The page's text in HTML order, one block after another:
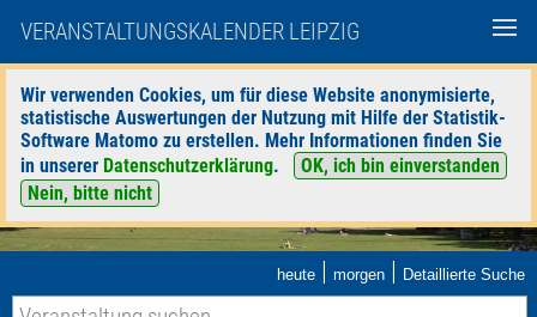
VERANSTALTUNGSKALENDER LEIPZIG
Wir verwenden Cookies, um für diese Website anonymisierte,
statistische Auswertungen der Nutzung mit Hilfe der Statistik-
Software Matomo zu erstellen. Mehr Informationen finden Sie
in unserer Datenschutzerklärung.
OK, ich bin einverstanden
Nein, bitte nicht
heute | morgen | Detaillierte Suche